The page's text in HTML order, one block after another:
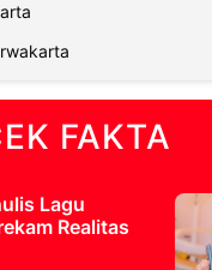
FAKTA
Lagu
Realitas